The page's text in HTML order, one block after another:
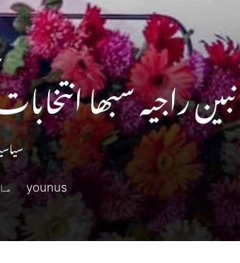
راجیہ سبھا
younus